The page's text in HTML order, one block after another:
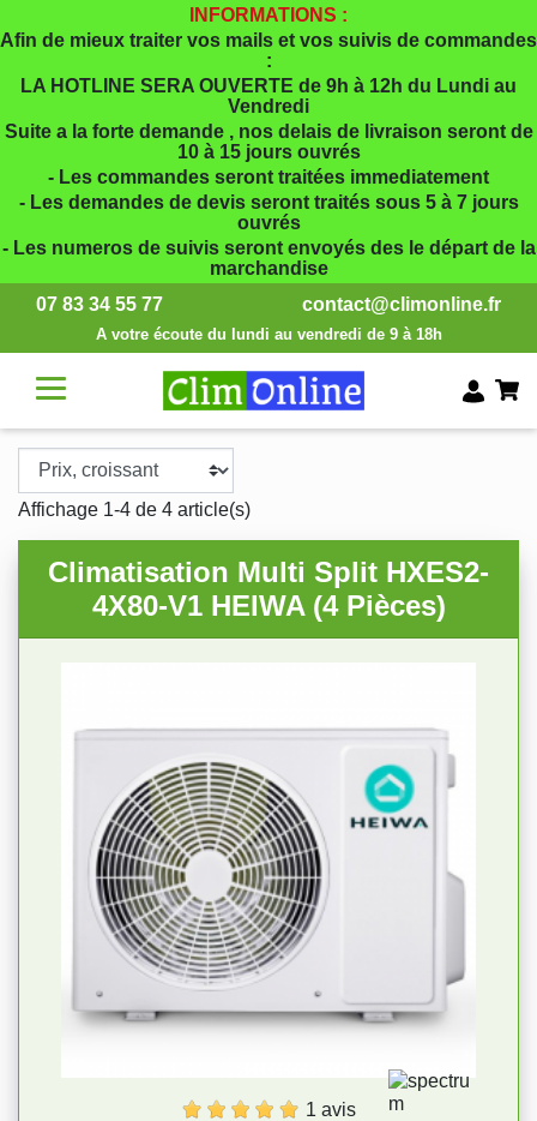
INFORMATIONS :
Afin de mieux traiter vos mails et vos suivis de commandes
:
LA HOTLINE SERA OUVERTE de 9h à 12h du Lundi au
Vendredi
Suite a la forte demande , nos delais de livraison seront de
10 à 15 jours ouvrés
- Les commandes seront traitées immediatement
- Les demandes de devis seront traités sous 5 à 7 jours
ouvrés
- Les numeros de suivis seront envoyés des le départ de la
marchandise
07 83 34 55 77
A votre écoute du lundi au vendredi de 9 à 18h
contact@climonline.fr
Affichage 1-4 de 4 article(s)
Climatisation Multi Split HXES2-
4X80-V1 HEIWA (4 Pièces)
1 avis